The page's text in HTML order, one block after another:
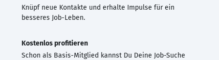
Knüpf neue Kontakte und erhalte Impulse für ein
besseres Job-Leben.
Kostenlos profitieren
Schon als Basis-Mitglied kannst Du Deine Job-Suche